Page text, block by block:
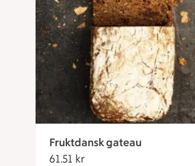
Fruktdansk gateau
61.51 kr